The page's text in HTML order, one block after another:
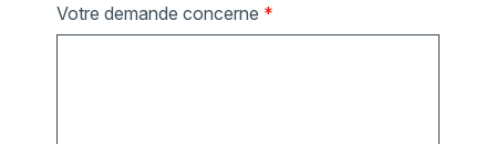
Votre demande concerne *